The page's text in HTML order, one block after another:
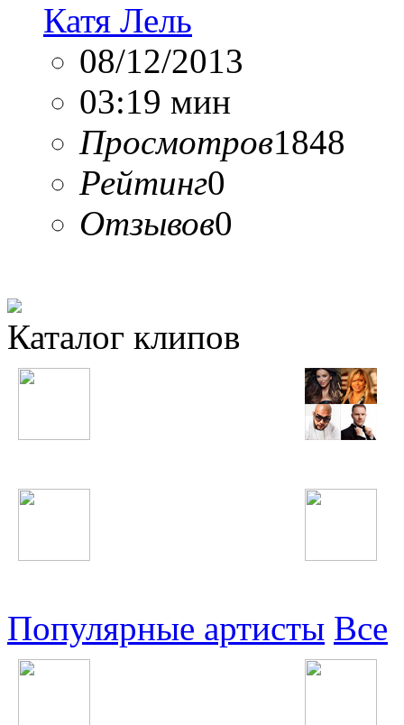
Катя Лель
08/12/2013
03:19 мин
Просмотров1848
Рейтинг0
Отзывов0
Каталог клипов
Популярные артисты Все